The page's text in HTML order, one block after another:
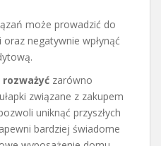
może prowadzić do
negatywnie wpłynąć
zarówno
związane z zakupem
uniknąć przyszłych
bardziej świadome